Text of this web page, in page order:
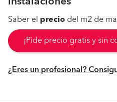
Saber el precio del m2 de
¡Pide precio gratis y sin
¿Eres un profesional?